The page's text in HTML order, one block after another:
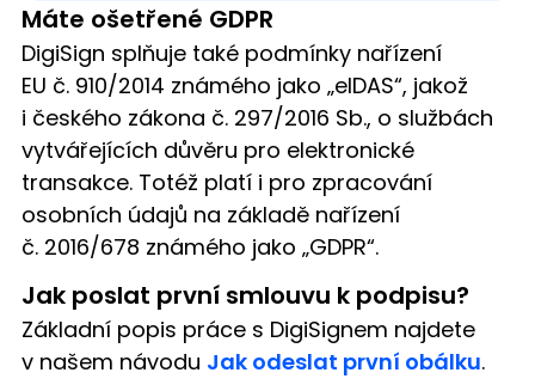
Máte ošetřené GDPR
DigiSign splňuje také podmínky nařízení
EU č. 910/2014 známého jako „eIDAS“, jakož
i českého zákona č. 297/2016 Sb., o službách
vytvářejících důvěru pro elektronické
transakce. Totéž platí i pro zpracování
osobních údajů na základě nařízení
č. 2016/678 známého jako „GDPR“.
Jak poslat první smlouvu k podpisu?
Základní popis práce s DigiSignem najdete
v našem návodu Jak odeslat první obálku.